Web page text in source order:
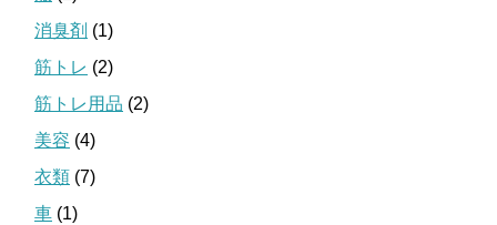
消臭剤 (1)
筋トレ (2)
筋トレ用品 (2)
美容 (4)
衣類 (7)
車 (1)